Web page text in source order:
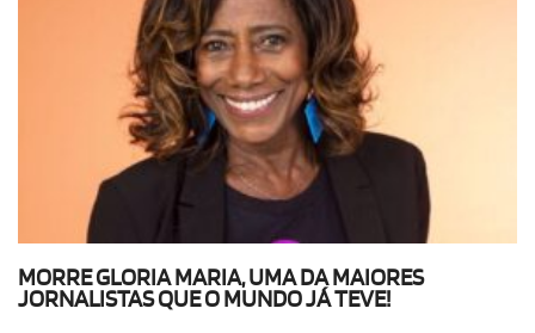
MORRE GLORIA MARIA, UMA DA MAIORES
JORNALISTAS QUE O MUNDO JÁ TEVE!